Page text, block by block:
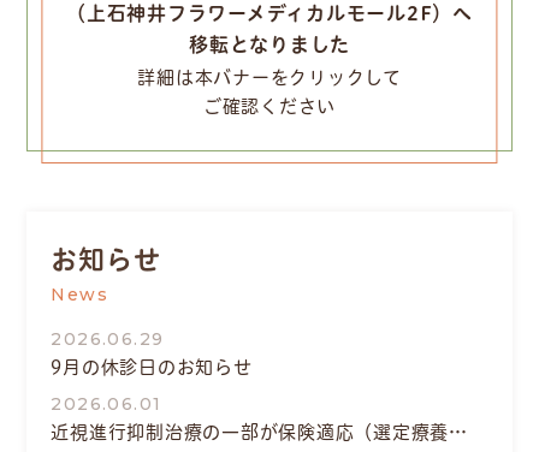
（上石神井フラワーメディカルモール2F）へ
移転となりました
詳細は本バナーをクリックして
ご確認ください
お知らせ
News
2026.06.29
9月の休診日のお知らせ
2026.06.01
近視進行抑制治療の一部が保険適応（選定療養）